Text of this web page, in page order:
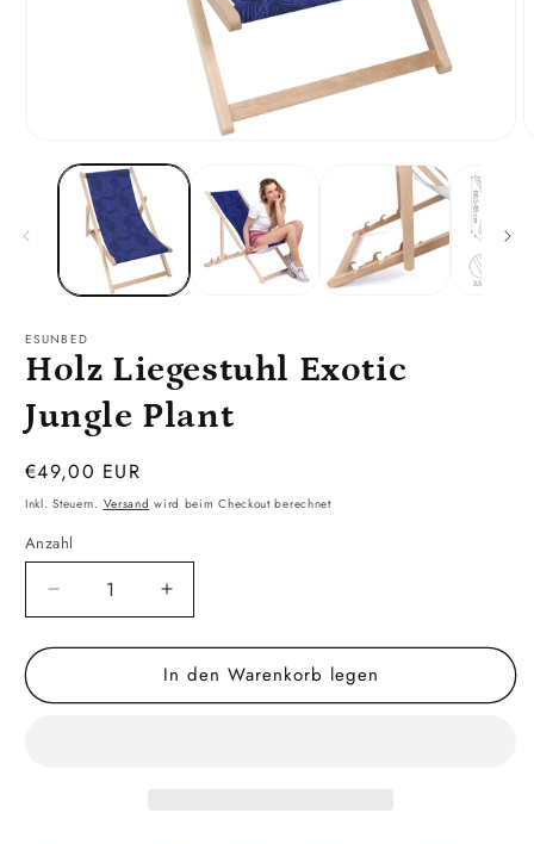
ESUNBED
Holz Liegestuhl Exotic
Jungle Plant
Normaler
Preis
€49,00 EUR
Inkl. Steuern. Versand wird beim Checkout berechnet
Anzahl
Verringere
die
Menge
Holz
Erhöhe
die
Menge
für
Holz
In den Warenkorb legen